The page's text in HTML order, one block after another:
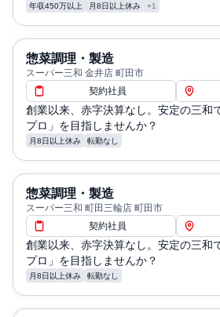
年収450万以上 月8日以上休み +1
惣菜調理・製造
スーパー三和 金井店 町田市
契約社員
創業以来、赤字決算なし。安定の三和
プロ」を目指しませんか？
月8日以上休み 転勤なし
惣菜調理・製造
スーパー三和 町田三輪店 町田市
契約社員
創業以来、赤字決算なし。安定の三和
プロ」を目指しませんか？
月8日以上休み 転勤なし